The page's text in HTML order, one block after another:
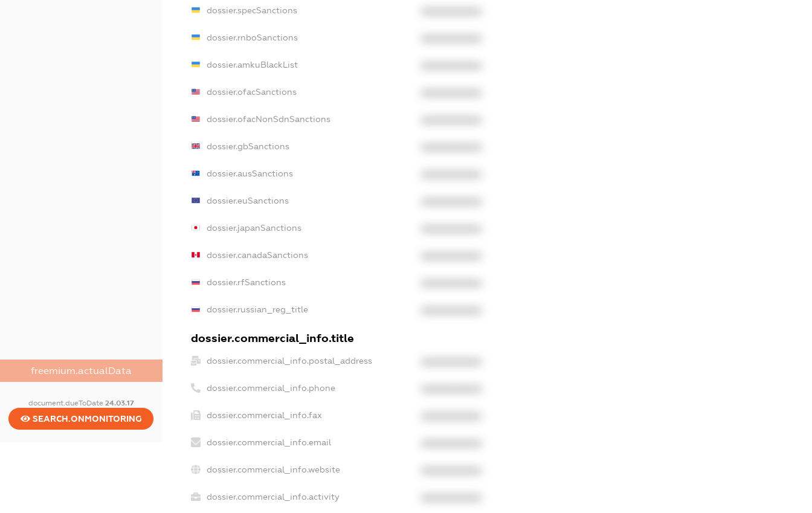
freemium.actualData
document.dueToDate 24.03.17
SEARCH.ONMONITORING
dossier.specSanctions
dossier.rnboSanctions
dossier.amkuBlackList
dossier.ofacSanctions
dossier.ofacNonSdnSanctions
dossier.gbSanctions
dossier.ausSanctions
dossier.euSanctions
dossier.japanSanctions
dossier.canadaSanctions
dossier.rfSanctions
dossier.russian_reg_title
dossier.commercial_info.title
dossier.commercial_info.postal_address
dossier.commercial_info.phone
dossier.commercial_info.fax
dossier.commercial_info.email
dossier.commercial_info.website
dossier.commercial_info.activity